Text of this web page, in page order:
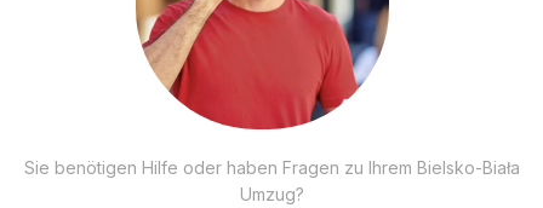
Sie benötigen Hilfe oder haben Fragen zu Ihrem Bielsko-Biała
Umzug?